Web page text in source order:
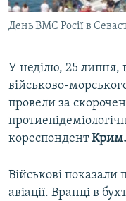
УКРАЇНСЬКА ПРОБЛЕМА
ІНФОГРАФІКА
ДОЛУЧАЙСЯ!
Усі сайти RFE/RL
День ВМС Росії в
У неділю, 25 липня,
військово-
провели за
кореспондент
Військові показали
авіації. Вранці в